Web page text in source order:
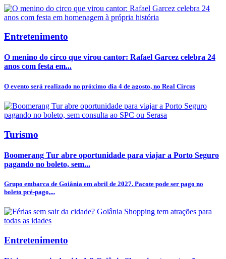
Entretenimento
O menino do circo que virou cantor: Rafael Garcez celebra 24
anos com festa em...
O evento será realizado no próximo dia 4 de agosto, no Real Circus
Turismo
Boomerang Tur abre oportunidade para viajar a Porto Seguro
pagando no boleto, sem...
Grupo embarca de Goiânia em abril de 2027. Pacote pode ser pago no
boleto pré-pago,...
Entretenimento